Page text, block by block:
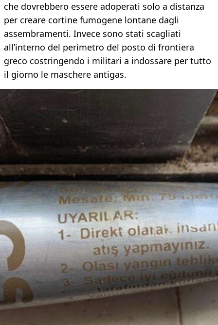
che dovrebbero essere adoperati solo a distanza
per creare cortine fumogene lontane dagli
assembramenti. Invece sono stati scagliati
all’interno del perimetro del posto di frontiera
greco costringendo i militari a indossare per tutto
il giorno le maschere antigas.